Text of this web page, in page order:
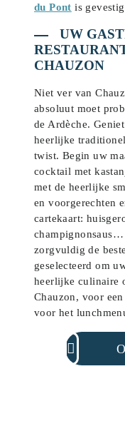
du Pont is
UW
CHAUZON
Niet ver van
absoluut moet
de Ardèche.
heerlijke
twist. Begin uw
cocktail met
met de heerlijke
en voorgerechten
cartekaart:
zorgvuldig de
geselecteerd om
heerlijke culinaire
Chauzon, voor
voor het